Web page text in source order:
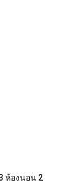
ห้องนอน 2